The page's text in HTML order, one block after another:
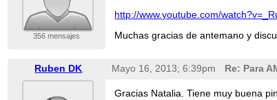
356 mensajes
http://www.youtube.com/
Muchas gracias de antemano y
Ruben DK Mayo 16, 2013; 6:39pm Re: Para
Gracias Natalia. Tiene muy buena